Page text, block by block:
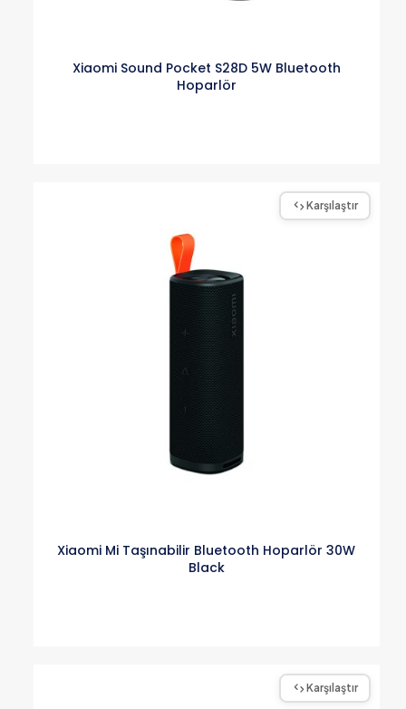
Xiaomi Sound Pocket S28D 5W Bluetooth
Hoparlör
Karşılaştır
Xiaomi Mi Taşınabilir Bluetooth Hoparlör 30W
Black
Karşılaştır